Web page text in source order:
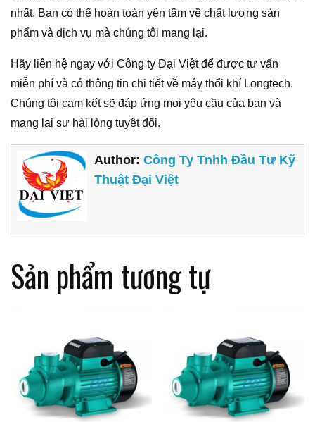
nhất. Bạn có thể hoàn toàn yên tâm về chất lượng sản
phẩm và dịch vụ mà chúng tôi mang lại.
Hãy liên hệ ngay với Công ty Đại Việt để được tư vấn
miễn phí và có thông tin chi tiết về máy thổi khí Longtech.
Chúng tôi cam kết sẽ đáp ứng mọi yêu cầu của bạn và
mang lại sự hài lòng tuyệt đối.
Author:Công Ty Tnhh Đầu Tư Kỹ
Thuật Đại Việt
Sản phẩm tương tự